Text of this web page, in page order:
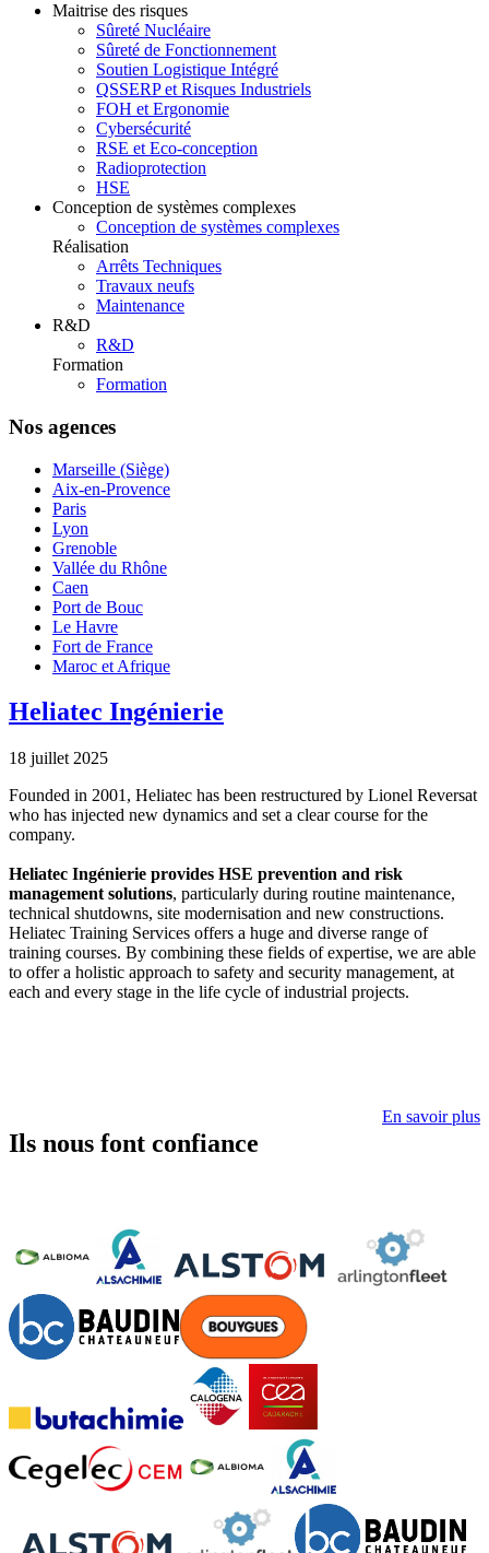
Maitrise des risques
Sûreté Nucléaire
Sûreté de Fonctionnement
Soutien Logistique Intégré
QSSERP et Risques Industriels
FOH et Ergonomie
Cybersécurité
RSE et Eco-conception
Radioprotection
HSE
Conception de systèmes complexes
Conception de systèmes complexes
Réalisation
Arrêts Techniques
Travaux neufs
Maintenance
R&D
R&D
Formation
Formation
Nos agences
Marseille (Siège)
Aix-en-Provence
Paris
Lyon
Grenoble
Vallée du Rhône
Caen
Port de Bouc
Le Havre
Fort de France
Maroc et Afrique
Heliatec Ingénierie
18 juillet 2025
Founded in 2001, Heliatec has been restructured by Lionel Reversat
who has injected new dynamics and set a clear course for the
company.
Heliatec Ingénierie provides HSE prevention and risk
management solutions, particularly during routine maintenance,
technical shutdowns, site modernisation and new constructions.
Heliatec Training Services offers a huge and diverse range of
training courses. By combining these fields of expertise, we are able
to offer a holistic approach to safety and security management, at
each and every stage in the life cycle of industrial projects.
Ils nous font confiance
En savoir plus